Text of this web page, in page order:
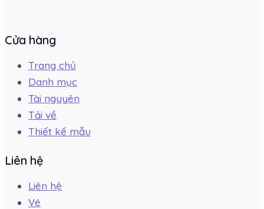
Cửa hàng
Trang chủ
Danh mục
Tài nguyên
Tải về
Thiết kế mẫu
Liên hệ
Liên hệ
Vé